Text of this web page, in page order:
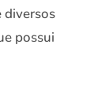
diversos
possui